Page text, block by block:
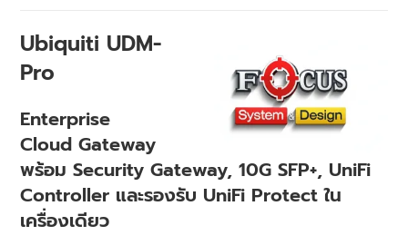
Ubiquiti UDM-
Pro
Enterprise
Cloud Gateway
พร้อม Security Gateway, 10G SFP+, UniFi
Controller และรองรับ UniFi Protect ใน
เครื่องเดียว